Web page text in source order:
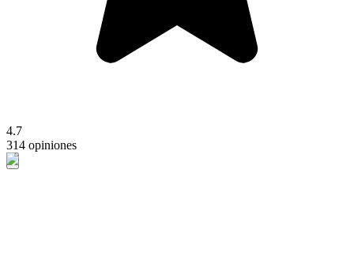
4.7
314 opiniones